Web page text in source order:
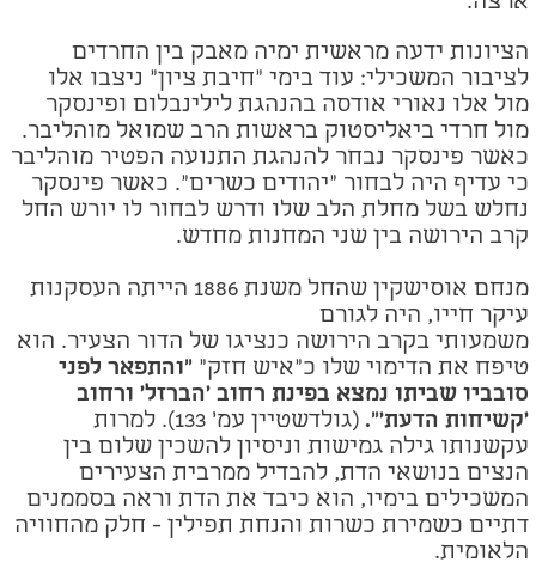
הציונות ידעה מראשית ימיה מאבק בין החרדים
לציבור המשכילי: עוד בימי "חיבת ציון" ניצבו אלו
מול אלו נאורי אודסה בהנהגת לילינבלום ופינסקר
מול חרדי ביאליסטוק בראשות הרב שמואל מוהליבר.
כאשר פינסקר נבחר להנהגת התנועה הפטיר מוהליבר
כי עדיף היה לבחור "יהודים כשרים". כאשר פינסקר
נחלש בשל מחלת הלב שלו ודרש לבחור לו יורש החל
קרב הירושה בין שני המחנות מחדש.
מנחם אוסישקין שהחל משנת 1886 הייתה העסקנות
עיקר חייו, היה לגורם
משמעותי בקרב הירושה כנציגו של הדור הצעיר. הוא
טיפח את הדימוי שלו כ"איש חזק""והתפאר לפני
סובביו שביתו נמצא בפינת רחוב 'הברזל' ורחוב
'קשיחות הדעת'".
(גולדשטיין עמ' 133). למרות
עקשנותו גילה גמישות וניסיון להשכין שלום בין
הנצים בנושאי הדת, להבדיל ממרבית הצעירים
המשכילים בימיו, הוא כיבד את הדת וראה בסממנים
דתיים כשמירת כשרות והנחת תפילין - חלק מהחוויה
הלאומית.